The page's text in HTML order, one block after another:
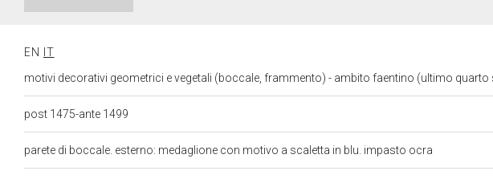
EN
IT
motivi decorativi geometrici e vegetali (boccale, frammento) - ambito faentino (ultimo quarto
post 1475-ante 1499
parete di boccale. esterno: medaglione con motivo a scaletta in blu. impasto ocra